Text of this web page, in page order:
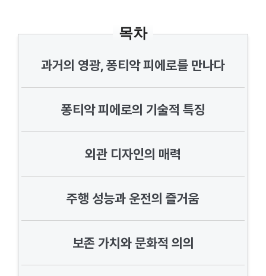
목차
과거의 영광, 퐁티악 피에로를 만나다
퐁티악 피에로의 기술적 특징
외관 디자인의 매력
주행 성능과 운전의 즐거움
보존 가치와 문화적 의의